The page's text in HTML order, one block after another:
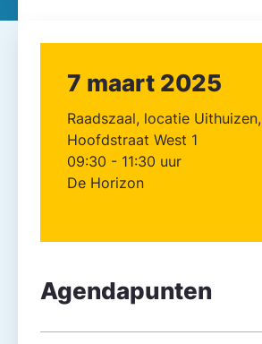
7 maart 2025
Raadszaal, locatie Uithuizen,
Hoofdstraat West 1
09:30 - 11:30 uur
De Horizon
Agendapunten